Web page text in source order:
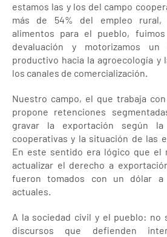
estamos las y los del campo
más de 54% del empleo rural,
alimentos para el pueblo,
devaluación y motorizamos
productivo hacia la agroecología y
los canales de comercialización.
Nuestro campo, el que trabaja
propone retenciones
gravar la exportación según
cooperativas y la situación de las
En este sentido era lógico que el
actualizar el derecho a
fueron tomados con un dólar
actuales.
A la sociedad civil y el pueblo: no
discursos que defienden